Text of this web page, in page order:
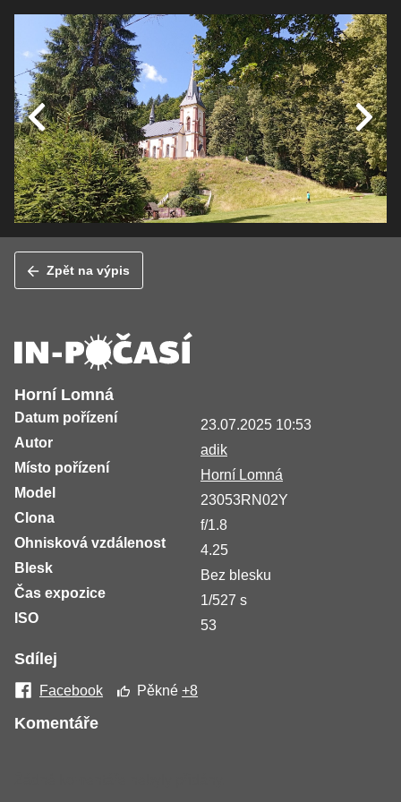
Zpět na výpis
Horní Lomná
Datum pořízení
23.07.2025 10:53
Autor
adik
Místo pořízení
Horní Lomná
Model
23053RN02Y
Clona
f/1.8
Ohnisková vzdálenost
4.25
Blesk
Bez blesku
Čas expozice
1/527 s
ISO
53
Sdílej
Facebook Pěkné+8
Komentáře